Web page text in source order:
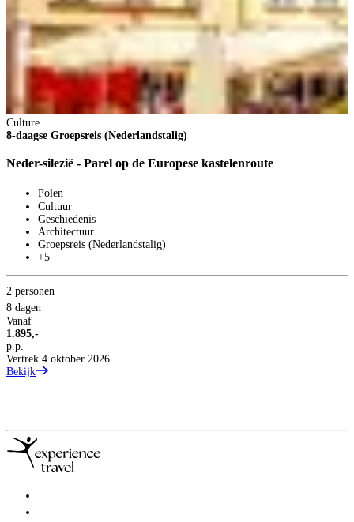
Culture
8-daagse Groepsreis (Nederlandstalig)
Neder-silezië - Parel op de Europese kastelenroute
Polen
Cultuur
Geschiedenis
Architectuur
Groepsreis (Nederlandstalig)
+5
2 personen
8 dagen
Vanaf
1.895,-
p.p.
Vertrek 4 oktober 2026
Bekijk